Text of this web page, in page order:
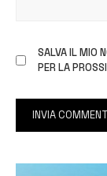
SALVA IL MIO
PER LA